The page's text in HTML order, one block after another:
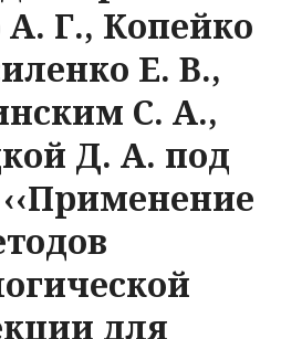
Г., Копейко
Е. В.,
С. А.,
Д. А. под
для